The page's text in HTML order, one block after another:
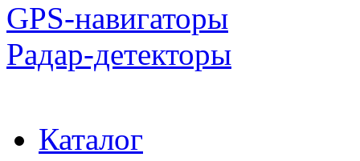
GPS-навигаторы
Радар-детекторы
Каталог